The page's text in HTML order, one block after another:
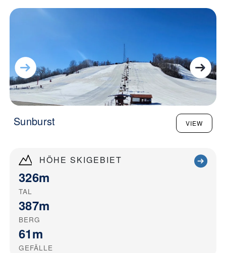
HÖHE SKIGEBIET
326m
TAL
387m
BERG
61m
GEFÄLLE
Sunburst VIEW